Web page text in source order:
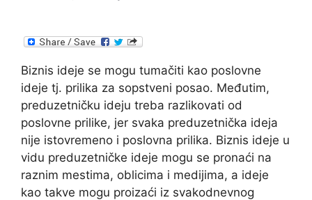
Biznis ideje se mogu tumačiti kao poslovne
ideje tj. prilika za sopstveni posao. Međutim,
preduzetničku ideju treba razlikovati od
poslovne prilike, jer svaka preduzetnička ideja
nije istovremeno i poslovna prilika. Biznis ideje u
vidu preduzetničke ideje mogu se pronaći na
raznim mestima, oblicima i medijima, a ideje
kao takve mogu proizaći iz svakodnevnog